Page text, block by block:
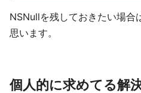
NSNullを残しておきたい場合
思います。
個人的に求めてる解